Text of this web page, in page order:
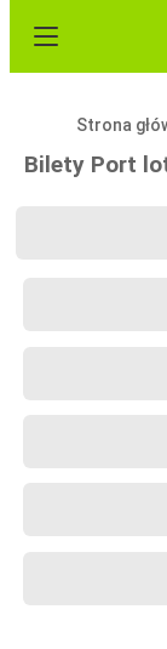
Strona
Bilety Port